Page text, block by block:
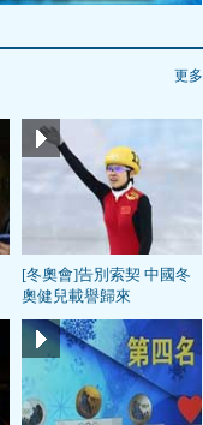
更多
[冬奧會]告別索契 中國冬
奧健兒載譽歸來